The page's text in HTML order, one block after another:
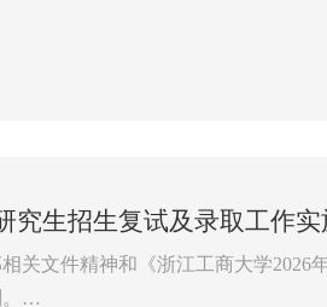
理等工作的应用型、复合型、创新
领者、慈善服务供应一流基地以及
究生招生复试及录取工作实
关文件精神和《浙江工商大学2026